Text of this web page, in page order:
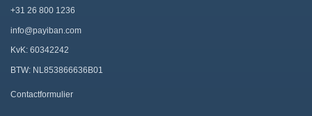
+31 26 800 1236
info@payiban.com
KvK: 60342242
BTW: NL853866636B01
Contactformulier